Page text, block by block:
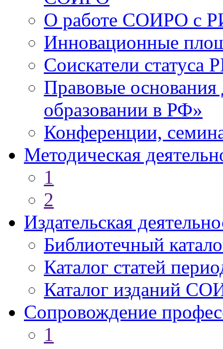
О работе СОИРО с
Инновационные
Соискатели статуса
Правовые
образовании в РФ»
Конференции,
Методическая
1
2
Издательская
Библиотечный
Каталог статей
Каталог изданий
Сопровождение
1